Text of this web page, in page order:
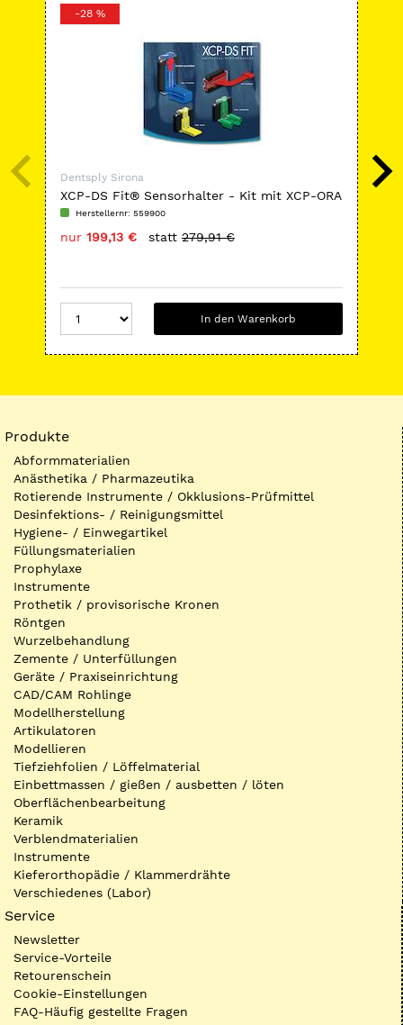
-28 %
Dentsply Sirona
XCP-DS Fit® Sensorhalter - Kit mit XCP-ORA
Herstellernr: 559900
nur 199,13 € statt 279,91 €
In den Warenkorb
Produkte
Abformmaterialien
Anästhetika / Pharmazeutika
Rotierende Instrumente / Okklusions-Prüfmittel
Desinfektions- / Reinigungsmittel
Hygiene- / Einwegartikel
Füllungsmaterialien
Prophylaxe
Instrumente
Prothetik / provisorische Kronen
Röntgen
Wurzelbehandlung
Zemente / Unterfüllungen
Geräte / Praxiseinrichtung
CAD/CAM Rohlinge
Modellherstellung
Artikulatoren
Modellieren
Tiefziehfolien / Löffelmaterial
Einbettmassen / gießen / ausbetten / löten
Oberflächenbearbeitung
Keramik
Verblendmaterialien
Instrumente
Kieferorthopädie / Klammerdrähte
Verschiedenes (Labor)
Service
Newsletter
Service-Vorteile
Retourenschein
Cookie-Einstellungen
FAQ-Häufig gestellte Fragen